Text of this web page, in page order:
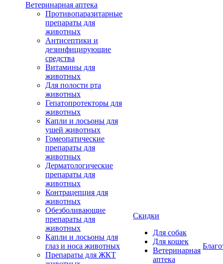
Ветеринарная аптека
Противопаразитарные
препараты для
животных
Антисептики и
дезинфицирующие
средства
Витамины для
животных
Для полости рта
животных
Гепатопротекторы для
животных
Капли и лосьоны для
ушей животных
Гомеопатические
препараты для
животных
Дерматологические
препараты для
животных
Контрацепция для
животных
Обезболивающие
препараты для
животных
Капли и лосьоны для
глаз и носа животных
Препараты для ЖКТ
Скидки
Для собак
Для кошек
Ветеринарная
аптека